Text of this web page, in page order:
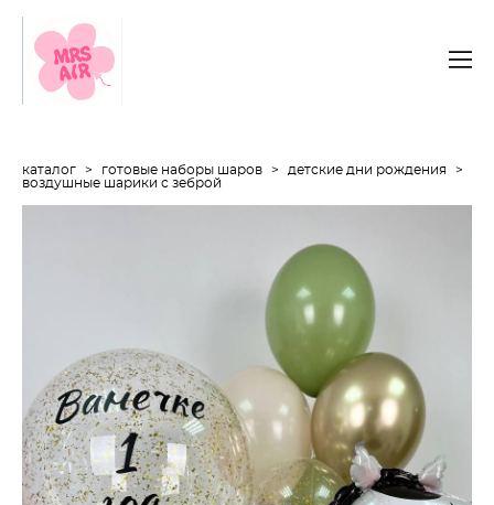
каталог > готовые наборы шаров > детские дни рождения
>
воздушные шарики с зеброй